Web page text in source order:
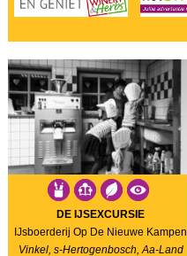
DE IJSEXCURSIE
IJsboerderij Op De Nieuwe Kampen
Vinkel, s-Hertogenbosch, Aa-Land